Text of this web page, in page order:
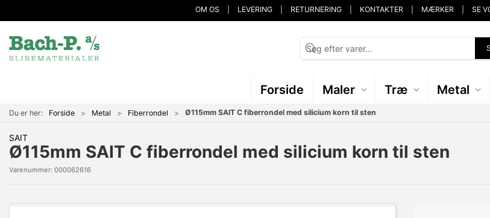
OM OS LEVERING RETURNERING KONTAKTER MÆRKER SE
Forside Maler Træ Metal
Du er her: Forside Metal Fiberrondel Ø115mm SAIT C fiberrondel med silicium korn til sten
SAIT
Ø115mm SAIT C fiberrondel med silicium korn til sten
Varenummer: 000062616